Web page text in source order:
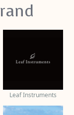
Leaf Instruments